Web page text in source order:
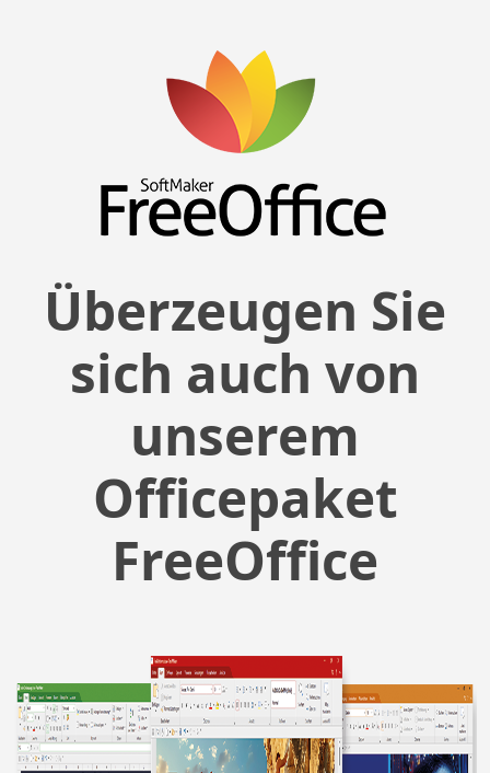
Überzeugen Sie
sich auch von
unserem
Officepaket
FreeOffice